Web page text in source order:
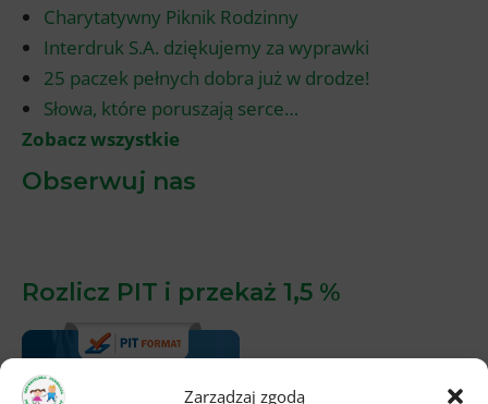
Zarządzaj zgodą
Charytatywny Piknik Rodzinny
Interdruk S.A. dziękujemy za wyprawki
25 paczek pełnych dobra już w drodze!
Słowa, które poruszają serce…
Zobacz wszystkie
Obserwuj nas
Rozlicz PIT i przekaż 1,5 %